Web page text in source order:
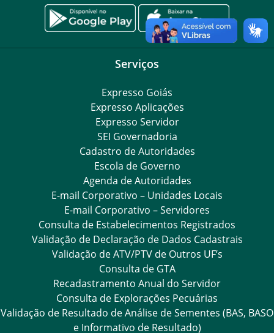
Serviços
Expresso Goiás
Expresso Aplicações
Expresso Servidor
SEI Governadoria
Cadastro de Autoridades
Escola de Governo
Agenda de Autoridades
E-mail Corporativo – Unidades Locais
E-mail Corporativo – Servidores
Consulta de Estabelecimentos Registrados
Validação de Declaração de Dados Cadastrais
Validação de ATV/PTV de Outros UF’s
Consulta de GTA
Recadastramento Anual do Servidor
Consulta de Explorações Pecuárias
Validação de Resultado de Análise de Sementes (BAS, BASO
e Informativo de Resultado)